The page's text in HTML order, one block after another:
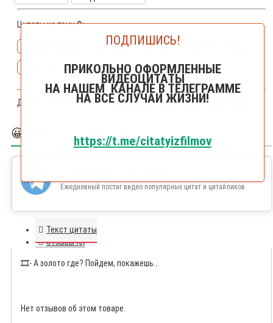
Цитаты на тему🔎:
богатство богатырев
показать райкин привести
Другие цитаты из фильмаСвой среди чужих, чужой среди своих
😀 БОЛЬШЕ ЦИТАЙЛИКОВ
Ежедневный постиг видео популярных цитат и цитайликов
Текст цитаты
Отзывы (0)
🎞️- А золото где? Пойдем, покажешь...
Нет отзывов об этом товаре.
ПОДПИШИСЬ!
ПРИКОЛЬНО ОФОРМЛЕННЫЕ
ВИДЕОЦИТАТЫ
НА НАШЕМ КАНАЛЕ В ТЕЛЕГРАММЕ
НА ВСЕ СЛУЧАИ ЖИЗНИ!
https://t.me/citatyizfilmov